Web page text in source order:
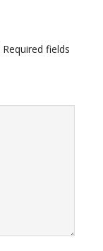
Required fields